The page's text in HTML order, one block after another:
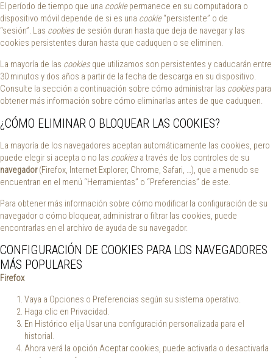
El período de tiempo que una cookiepermanece en su computadora o
dispositivo móvil depende de si es una cookie“persistente” o de
“sesión”. Las cookies de sesión duran hasta que deja de navegar y las
cookies persistentes duran hasta que caduquen o se eliminen.
La mayoría de las cookies que utilizamos son persistentes y caducarán entre
30 minutos y dos años a partir de la fecha de descarga en su dispositivo.
Consulte la sección a continuación sobre cómo administrar las cookies para
obtener más información sobre cómo eliminarlas antes de que caduquen.
¿CÓMO ELIMINAR O BLOQUEAR LAS COOKIES?
La mayoría de los navegadores aceptan automáticamente las cookies, pero
puede elegir si acepta o no las cookies a través de los controles de su
navegador(Firefox, Internet Explorer, Chrome, Safari, …), que a menudo se
encuentran en el menú “Herramientas” o “Preferencias” de este.
Para obtener más información sobre cómo modificar la configuración de su
navegador o cómo bloquear, administrar o filtrar las cookies, puede
encontrarlas en el archivo de ayuda de su navegador.
CONFIGURACIÓN DE COOKIES PARA LOS NAVEGADORES
MÁS POPULARES
Firefox
Vaya a Opciones o Preferencias según su sistema operativo.
Haga clic en Privacidad.
En Histórico elija Usar una configuración personalizada para el
historial.
Ahora verá la opción Aceptar cookies, puede activarla o desactivarla